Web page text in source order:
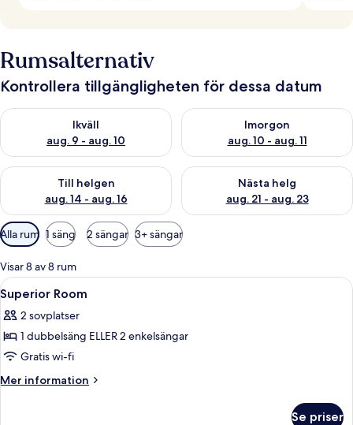
Rumsalternativ
Kontrollera tillgängligheten för dessa datum
Ikväll
aug. 9 - aug. 10
Kontrollera tillgängligheten för ikväll aug. 9 - aug. 10
Imorgon
aug. 10 - aug. 11
Kontrollera tillgängligheten
Till helgen
aug. 14 - aug. 16
Kontrollera tillgängligheten för den här helgen aug. 14 - aug.
Nästa helg
aug. 21 - aug. 23
Kontrollera tillgängligheten
Tillgängliga
filter
för
rum
Alla rum 1 säng 2 sängar 3+ sängar
Visar 8 av 8 rum
Öppna
alla
foton
för
Superior
Room
Sängtillbehör av högsta kvalitet och
6
Superior Room
2 sovplatser
1 dubbelsäng ELLER 2 enkelsängar
Gratis wi-fi
Mer information
Mer
Se priser